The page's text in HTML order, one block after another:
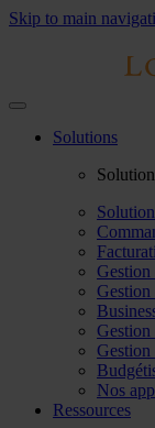
Skip to main
Solutions
Gestion
Gestion
Gestion
Nos
Ressources